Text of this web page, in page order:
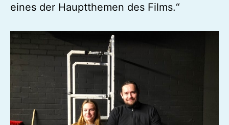
eines der Hauptthemen des Films.“